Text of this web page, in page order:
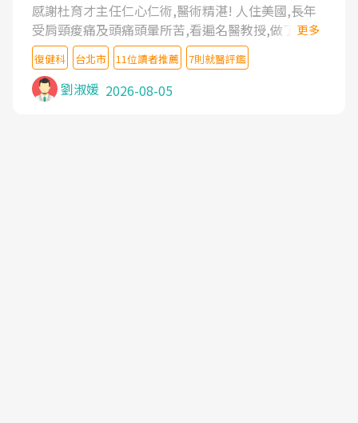
感謝杜育才主任仁心仁術,醫術精湛! 人住美國,長年
受肩頸痠痛及頭痛頭暈所苦,看遍名醫教授,做了各種
檢查,也嘗試過西醫打針,中醫針灸及物理徒手治療都
沒有用,後來連吃到嗎啡類止痛藥都效果有限,只是壓
症狀,沒多久就痛起來,多年失眠嚴重影響生活品質.
台灣親友介紹忠孝醫院杜育才主任是頸頭症候群專
更多
復健科 台北市 11位讀者推薦 7則就醫評鑑
劉淑媛 2026-08-05